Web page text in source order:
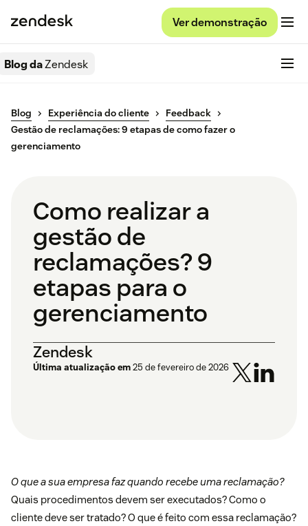
Ver demonstração
Blog daZendesk
Blog Experiência do cliente
Feedback
Gestão de reclamações: 9 etapas de como fazer o
gerenciamento
Como realizar a
gestão de
reclamações? 9
etapas para o
gerenciamento
Zendesk
Última atualização em25 de fevereiro de 2026
O que a sua empresa faz quando recebe uma reclamação?
Quais procedimentos devem ser executados? Como o
cliente deve ser tratado? O que é feito com essa reclamação?